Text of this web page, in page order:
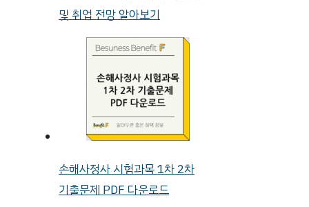
및 취업 전망 알아보기
손해사정사 시험과목 1차 2차
기출문제 PDF 다운로드